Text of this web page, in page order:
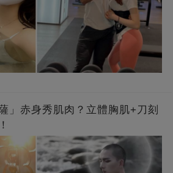
」赤身秀肌肉？立體胸肌+刀刻